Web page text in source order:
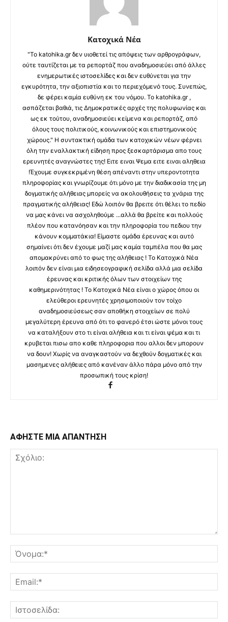
Κατοχικά Νέα
"Το katohika.gr δεν υιοθετεί τις απόψεις των αρθρογράφων,
ούτε ταυτίζεται με τα ρεπορτάζ που αναδημοσιεύει από άλλες
ενημερωτικές ιστοσελίδες και δεν ευθύνεται για την
εγκυρότητα, την αξιοπιστία και το περιεχόμενό τους. Συνεπώς,
δε φέρει καμία ευθύνη εκ του νόμου. Το katohika.gr ,
ασπάζεται βαθιά, τις Δημοκρατικές αρχές της πολυφωνίας και
ως εκ τούτου, αναδημοσιεύει κείμενα και ρεπορτάζ, από
όλους τους πολιτικούς, κοινωνικούς και επιστημονικούς
χώρους." Η συντακτική ομάδα των κατοχικών νέων φέρνει
όλη την εναλλακτική είδηση προς ξεσκαρτάρισμα απο τους
ερευνητές αναγνώστες της! Ειτε ειναι Ψεμα ειτε ειναι αληθεια
!Έχουμε συγκεκριμένη θέση απέναντι στην υπεροντοτητα
πληροφορίας και γνωρίζουμε ότι μόνο με την διαδικασία της μη
δογματικής αλήθειας μπορείς να ακολουθήσεις τα χνάρια της
πραγματικής αλήθειας! Εδώ λοιπόν θα βρειτε ότι θέλει το πεδίο
να μας κάνει να ασχοληθούμε ...αλλά θα βρείτε και πολλούς
πλέον που κατανόησαν και την πληροφορία του πεδιου την
κάνουν κομματάκια! Είμαστε ομάδα έρευνας και αυτό
σημαίνει ότι δεν έχουμε μαζί μας καμία ταμπέλα που θα μας
απομακρύνει από το φως της αλήθειας ! Το Κατοχικά Νέα
λοιπόν δεν είναι μια ειδησεογραφική σελίδα αλλά μια σελίδα
έρευνας και κριτικής όλων των στοιχείων της
καθημερινότητας ! Το Κατοχικά Νέα είναι ο χώρος όπου οι
ελεύθεροι ερευνητές χρησιμοποιούν τον τοίχο
αναδημοσιεύσεως σαν αποθήκη στοιχείων σε πολύ
μεγαλύτερη έρευνα από ότι το φανερό έτσι ώστε μόνοι τους
να καταλήξουν στο τι είναι αλήθεια και τι είναι ψέμα και τι
κρυβεται πισω απο καθε πληροφορια που αλλοι δεν μπορουν
να δουν! Χωρίς να αναγκαστούν να δεχθούν δογματικές και
μασημενες αλήθειες από κανέναν άλλο πάρα μόνο από την
προσωπική τους κρίση!
ΑΦΗΣΤΕ ΜΙΑ ΑΠΑΝΤΗΣΗ